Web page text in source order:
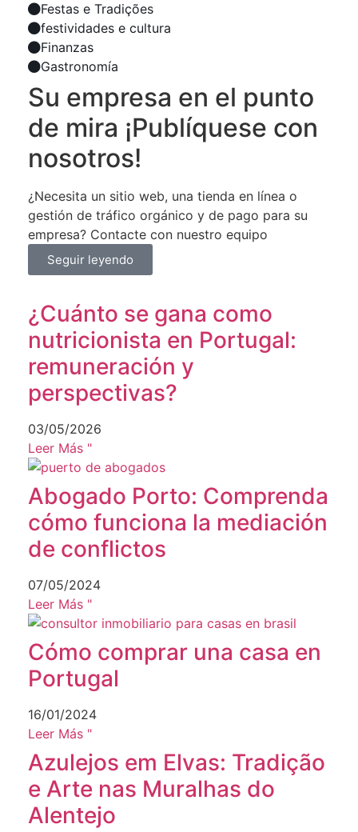
Festas e Tradições
festividades e cultura
Finanzas
Gastronomía
Su empresa en el punto
de mira ¡Publíquese con
nosotros!
¿Necesita un sitio web, una tienda en línea o
gestión de tráfico orgánico y de pago para su
empresa? Contacte con nuestro equipo
Seguir leyendo
¿Cuánto se gana como
nutricionista en Portugal:
remuneración y
perspectivas?
03/05/2026
Leer Más "
Abogado Porto: Comprenda
cómo funciona la mediación
de conflictos
07/05/2024
Leer Más "
Cómo comprar una casa en
Portugal
16/01/2024
Leer Más "
Azulejos em Elvas: Tradição
e Arte nas Muralhas do
Alentejo